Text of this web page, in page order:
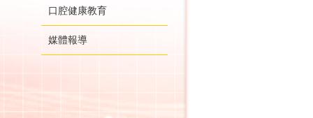
口腔健康教育
媒體報導